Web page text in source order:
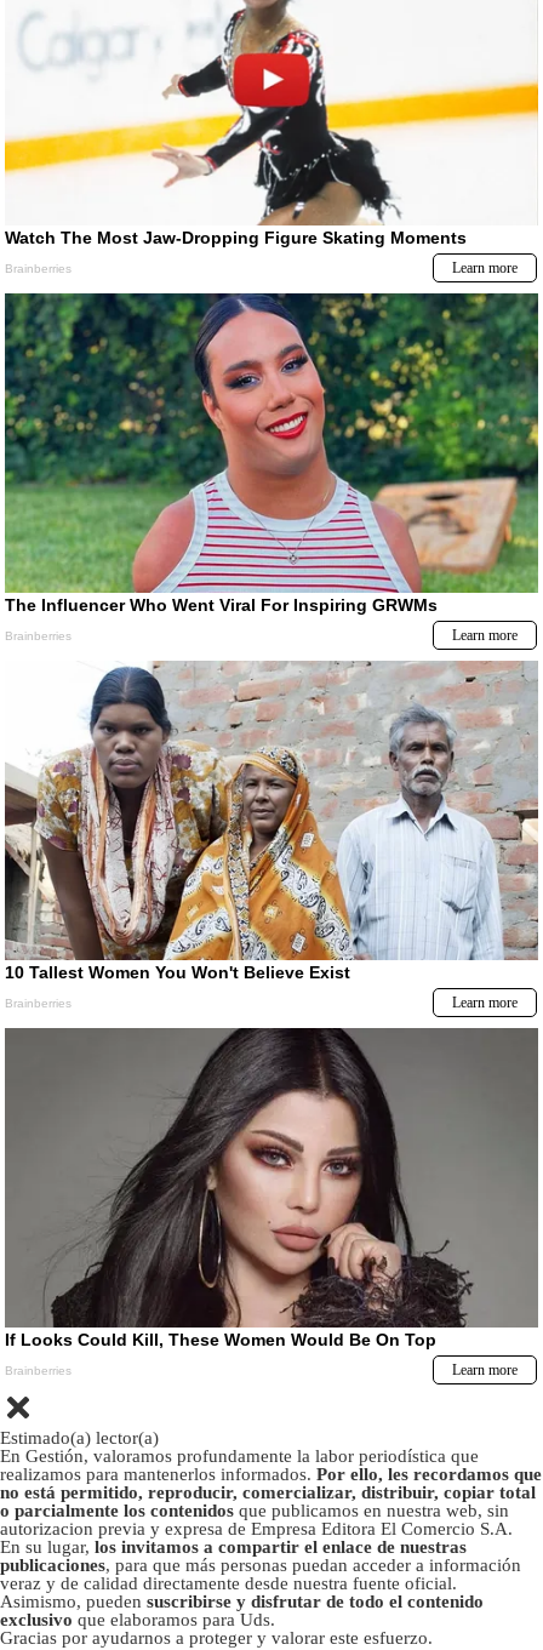
Estimado(a) lector(a)
En Gestión, valoramos profundamente la labor periodística que
realizamos para mantenerlos informados. Por ello, les recordamos que
no está permitido, reproducir, comercializar, distribuir, copiar total
o parcialmente los contenidos que publicamos en nuestra web, sin
autorizacion previa y expresa de Empresa Editora El Comercio S.A.
En su lugar, los invitamos a compartir el enlace de nuestras
publicaciones, para que más personas puedan acceder a información
veraz y de calidad directamente desde nuestra fuente oficial.
Asimismo, pueden suscribirse y disfrutar de todo el contenido
exclusivo que elaboramos para Uds.
Gracias por ayudarnos a proteger y valorar este esfuerzo.